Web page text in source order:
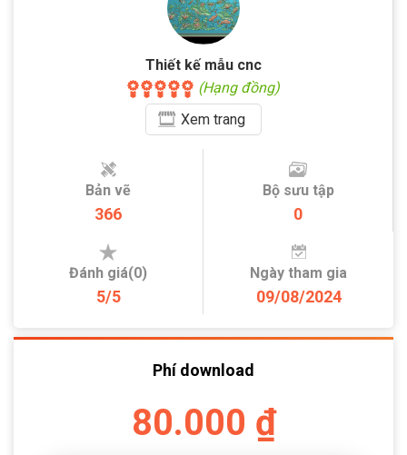
Thiết kế mẫu cnc
(Hạng đồng)
Xemtrang
Bản vẽ
366
Bộ sưu tập
0
Đánh giá(0)
5/5
Ngày tham gia
09/08/2024
Phí download
80.000 ₫